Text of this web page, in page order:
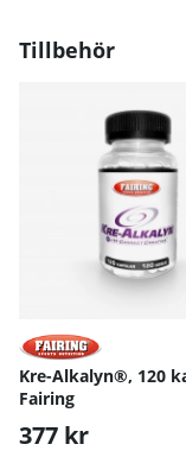
standardutfört
Dosera rätt –
lätthanterade
Tillbehör
Kre-Alkalyn®, 120
Fairing
377 kr